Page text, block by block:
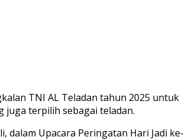
TNI AL Teladan tahun 2025 untuk
juga terpilih sebagai teladan.
dalam Upacara Peringatan Hari Jadi ke-